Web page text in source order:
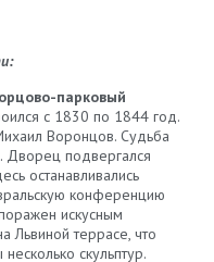
парковый
с 1830 по 1844 год.
Воронцов. Судьба
Дворец подвергался
останавливались
конференцию
искусным
Львиной террасе, что
скульптур.